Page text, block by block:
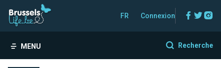
FR Connexion
MENU Recherche